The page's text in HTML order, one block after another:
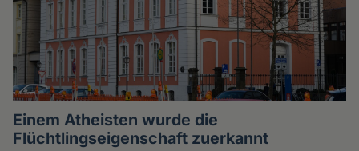
Einem Atheisten wurde die
Flüchtlingseigenschaft zuerkannt